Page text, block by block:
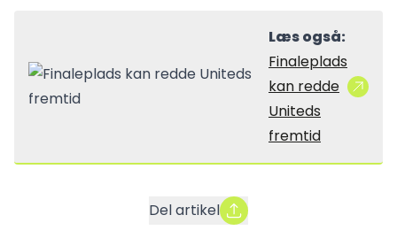
Læs også:
Finaleplads
kan redde
Uniteds
fremtid
Del artikel